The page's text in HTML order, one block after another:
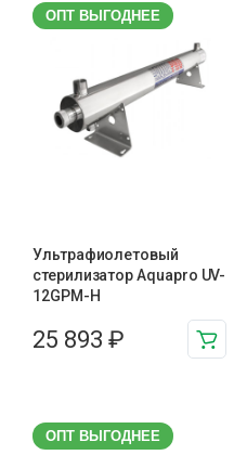
ОПТ ВЫГОДНЕЕ
Ультрафиолетовый
стерилизатор Aquapro UV-
12GPM-H
25 893 ₽
ОПТ ВЫГОДНЕЕ